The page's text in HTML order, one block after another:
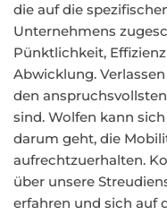
die auf die
Unternehmens
Pünktlichkeit,
Abwicklung.
den
sind. Wolfen kann
darum geht, die
aufrechtzuerhalten.
über unsere
erfahren und sich auf